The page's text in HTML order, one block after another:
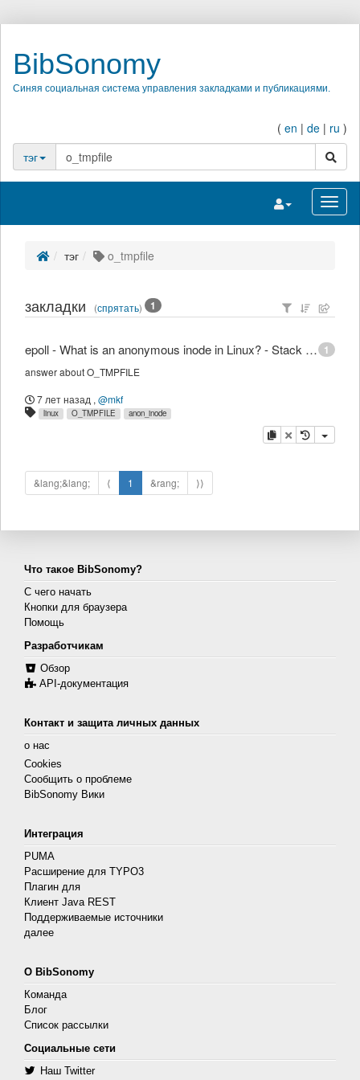
BibSonomy
Синяя социальная система управления закладками и публикациями.
( en | de | ru )
тэг
поиск
Переключить
тэг o_tmpfile
закладки (спрятать) 1
1
epoll - What is an anonymous inode in Linux? - Stack Overflow
answer about O_TMPFILE
7 лет назад , @mkf
linux O_TMPFILE anon_inode
копировать
удалить
&lang;&lang; ⟨ 1 &rang; ⟩⟩
Что такое BibSonomy?
С чего начать
Кнопки для браузера
Помощь
Разработчикам
Обзор
API-документация
Контакт и защита личных данных
о нас
Cookies
Сообщить о проблеме
BibSonomy Вики
Интеграция
PUMA
Расширение для TYPO3
Плагин для
Клиент Java REST
Поддерживаемые источники
далее
О BibSonomy
Команда
Блог
Список рассылки
Социальные сети
Наш Twitter